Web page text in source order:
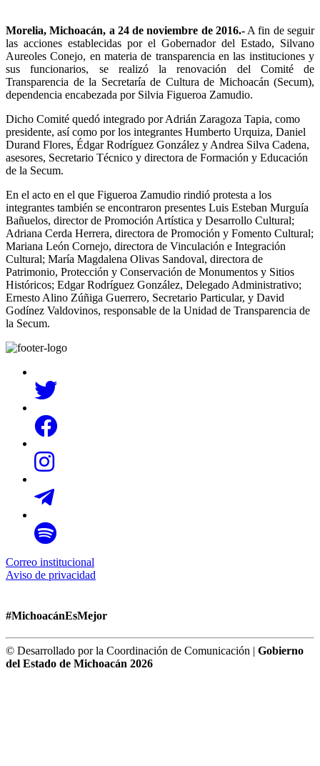
Morelia, Michoacán, a 24 de noviembre de 2016.-A fin de seguir
las acciones establecidas por el Gobernador del Estado, Silvano
Aureoles Conejo, en materia de transparencia en las instituciones y
sus funcionarios, se realizó la renovación del Comité de
Transparencia de la Secretaría de Cultura de Michoacán (Secum),
dependencia encabezada por Silvia Figueroa Zamudio.
Dicho Comité quedó integrado por Adrián Zaragoza Tapia, como
presidente, así como por los integrantes Humberto Urquiza, Daniel
Durand Flores, Édgar Rodríguez González y Andrea Silva Cadena,
asesores, Secretario Técnico y directora de Formación y Educación
de la Secum.
En el acto en el que Figueroa Zamudio rindió protesta a los
integrantes también se encontraron presentes Luis Esteban Murguía
Bañuelos, director de Promoción Artística y Desarrollo Cultural;
Adriana Cerda Herrera, directora de Promoción y Fomento Cultural;
Mariana León Cornejo, directora de Vinculación e Integración
Cultural; María Magdalena Olivas Sandoval, directora de
Patrimonio, Protección y Conservación de Monumentos y Sitios
Históricos; Edgar Rodríguez González, Delegado Administrativo;
Ernesto Alino Zúñiga Guerrero, Secretario Particular, y David
Godínez Valdovinos, responsable de la Unidad de Transparencia de
la Secum.
Correo institucional
Aviso de privacidad
#MichoacánEsMejor
© Desarrollado por la Coordinación de Comunicación | Gobierno
del Estado de Michoacán 2026